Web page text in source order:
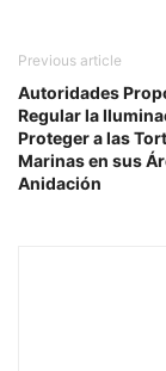
Previous article
Autoridades
Regular la
Proteger a las
Marinas en sus
Anidación